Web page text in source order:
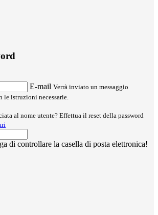
E-mail Verrà inviato un messaggio
istruzioni necessarie.
al nome utente? Effettua il reset della password
di controllare la casella di posta elettronica!